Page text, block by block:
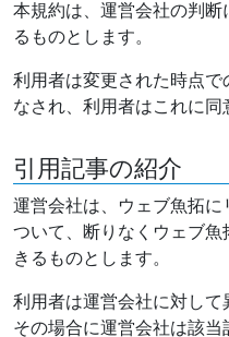
本規約は、運営会社の判断
るものとします。
利用者は変更された時点
なされ、利用者はこれに同
引用記事の紹介
運営会社は、ウェブ魚拓
ついて、断りなくウェブ
きるものとします。
利用者は運営会社に対して
その場合に運営会社は該